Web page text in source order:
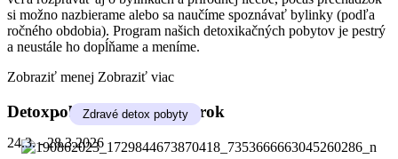
si možno nazbierame alebo sa naučíme spoznávať bylinky (podľa
ročného obdobia). Program našich detoxikačných pobytov je pestrý
a neustále ho dopĺňame a meníme.
Zobraziť menej Zobraziť viac
Detoxpobyty na aktuálny rok
Zdravé detox pobyty
24.3. - 28.3.2026